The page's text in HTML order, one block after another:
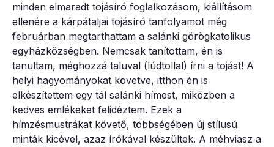
minden elmaradt tojásíró foglalkozásom, kiállításom
ellenére a kárpátaljai tojásíró tanfolyamot még
februárban megtarthattam a salánki görögkatolikus
egyházközségben. Nemcsak tanítottam, én is
tanultam, méghozzá taluval (lúdtollal) írni a tojást! A
helyi hagyományokat követve, itthon én is
elkészítettem egy tál salánki hímest, miközben a
kedves emlékeket felidéztem. Ezek a
hímzésmustrákat követő, többségében új stílusú
minták kicével, azaz írókával készültek. A méhviasz a